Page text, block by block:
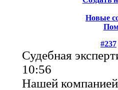
Новые
#237
Судебная
10:56
Нашей